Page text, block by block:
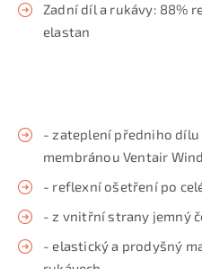
Zadní díl a rukávy: 88%
elastan
- zateplení předniho
membránou Ventair Wind
- reflexní ošetření po
- z vnitřní strany jemný
- elastický a prodyšný